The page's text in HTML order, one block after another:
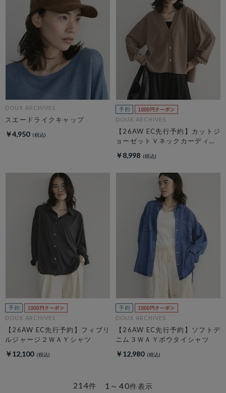
DOUX ARCHIVES
スエードライクキャップ
￥4,950
DOUX ARCHIVES
【26AW EC先行予約】カットジ
ョーゼットＶネックカーディガ
￥8,998
DOUX ARCHIVES
【26AW EC先行予約】フィブリ
ルジャージ２ＷＡＹシャツ
￥12,100
DOUX ARCHIVES
【26AW EC先行予約】ソフトデ
ニム３ＷＡＹボウタイシャツ
￥12,980
1～40件表示
214件